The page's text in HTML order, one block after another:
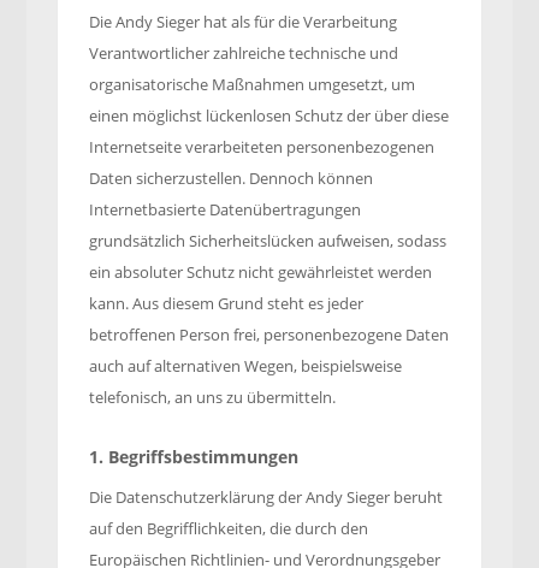
Die Andy Sieger hat als für die Verarbeitung
Verantwortlicher zahlreiche technische und
organisatorische Maßnahmen umgesetzt, um
einen möglichst lückenlosen Schutz der über diese
Internetseite verarbeiteten personenbezogenen
Daten sicherzustellen. Dennoch können
Internetbasierte Datenübertragungen
grundsätzlich Sicherheitslücken aufweisen, sodass
ein absoluter Schutz nicht gewährleistet werden
kann. Aus diesem Grund steht es jeder
betroffenen Person frei, personenbezogene Daten
auch auf alternativen Wegen, beispielsweise
telefonisch, an uns zu übermitteln.
1. Begriffsbestimmungen
Die Datenschutzerklärung der Andy Sieger beruht
auf den Begrifflichkeiten, die durch den
Europäischen Richtlinien- und Verordnungsgeber